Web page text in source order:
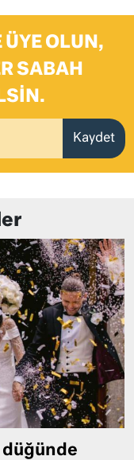
OLUN,
SABAH
Kaydet
düğünde